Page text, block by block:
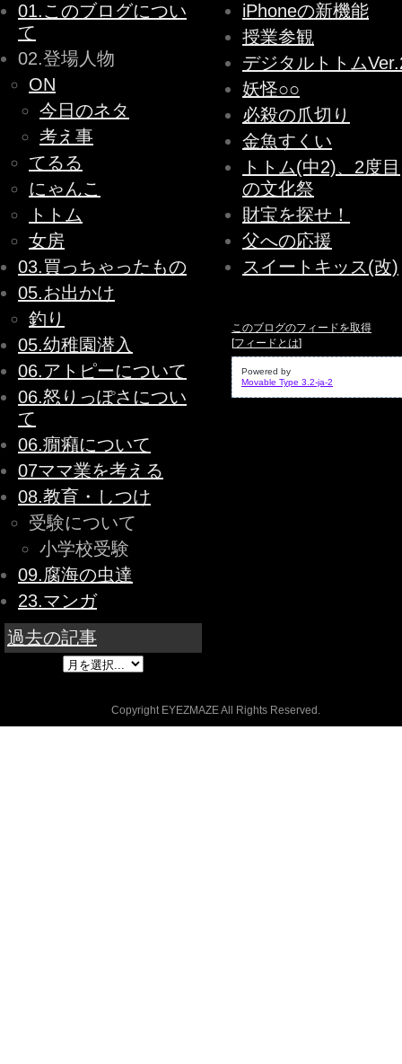
01.このブログについ
て
02.登場人物
ON
今日のネタ
考え事
てるる
にゃんこ
トトム
女房
03.買っちゃったもの
05.お出かけ
釣り
05.幼稚園潜入
06.アトピーについて
06.怒りっぽさについ
て
06.癇癪について
07ママ業を考える
08.教育・しつけ
受験について
小学校受験
09.腐海の虫達
23.マンガ
過去の記事
iPhoneの新機能
授業参観
デジタルトトム
妖怪○○
必殺の爪切り
金魚すくい
トトム(中2)、2度目
の文化祭
財宝を探せ！
父への応援
スイートキッス(改)
このブログのフィードを取得
[フィードとは]
Powered by
Movable Type 3.2-ja-2
Copyright EYEZMAZE All Rights Reserved.